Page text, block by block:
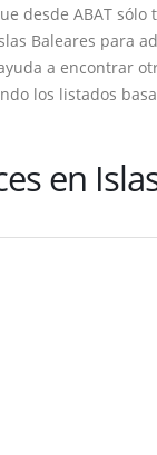
desde ABAT sólo
Baleares para
a encontrar
los listados
en